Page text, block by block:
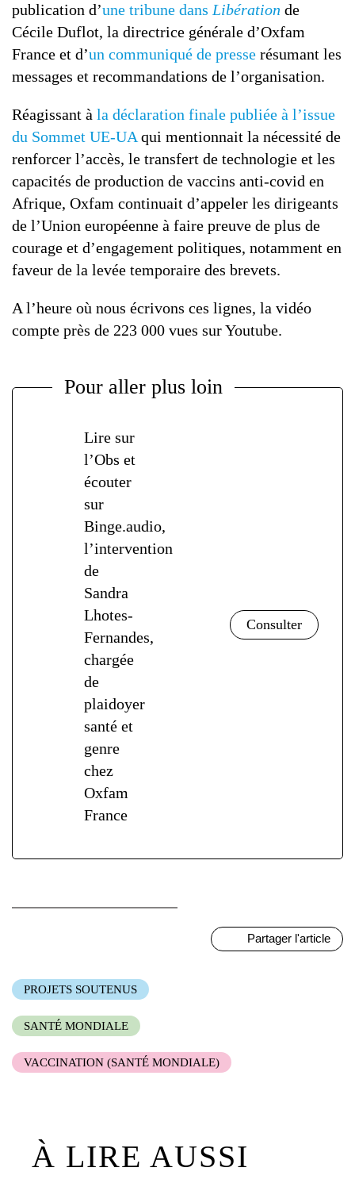
publication d’une tribune dans Libération de
Cécile Duflot, la directrice générale d’Oxfam
France et d’un communiqué de presse résumant les
messages et recommandations de l’organisation.
Réagissant à la déclaration finale publiée à l’issue
du Sommet UE-UA qui mentionnait la nécessité de
renforcer l’accès, le transfert de technologie et les
capacités de production de vaccins anti-covid en
Afrique, Oxfam continuait d’appeler les dirigeants
de l’Union européenne à faire preuve de plus de
courage et d’engagement politiques, notamment en
faveur de la levée temporaire des brevets.
A l’heure où nous écrivons ces lignes, la vidéo
compte près de 223 000 vues sur Youtube.
Pour aller plus loin
Lire sur
l’Obs et
écouter
sur
Binge.audio,
l’intervention
de
Sandra
Lhotes-
Fernandes,
chargée
de
plaidoyer
santé et
genre
chez
Oxfam
France
Partager l'article
PROJETS SOUTENUS
SANTÉ MONDIALE
VACCINATION (SANTÉ MONDIALE)
À LIRE AUSSI